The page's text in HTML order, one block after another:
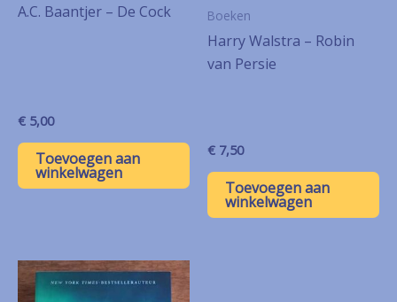
A.C. Baantjer – De Cock
€ 5,00
Toevoegen aan
winkelwagen
Boeken
Harry Walstra – Robin
van Persie
€ 7,50
Toevoegen aan
winkelwagen